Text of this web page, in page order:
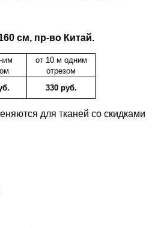
см, пр-во Китай.
от 10 м одним
отрезом
330 руб.
для тканей со скидками